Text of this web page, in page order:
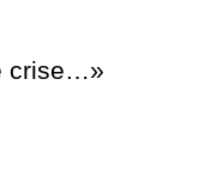
crise…»